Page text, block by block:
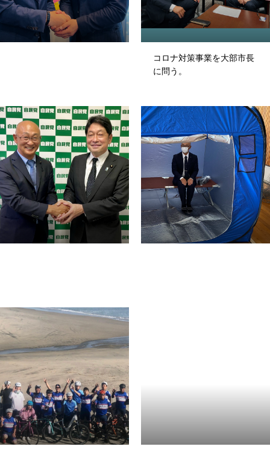
ホーム
プロフィール
政策
事務所
ホーム プロフィール 政策
コロナ対策事業を大部市長
に問う。